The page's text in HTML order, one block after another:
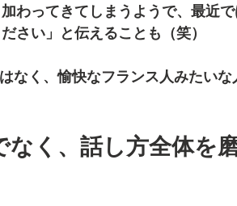
わってきてしまうようで、最近
さい」と伝えることも（笑）
なく、愉快なフランス人みたいな
く、話し方全体を